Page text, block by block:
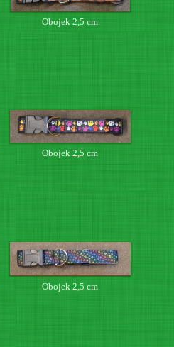
Obojek 2,5 cm
Obojek 2,5 cm
Obojek 2,5 cm